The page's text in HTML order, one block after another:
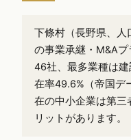
下條村（長野県、人
の事業承継・M&A
46社、最多業種は
在率49.6%（帝国デ
在の中小企業は第三
リットがあります。